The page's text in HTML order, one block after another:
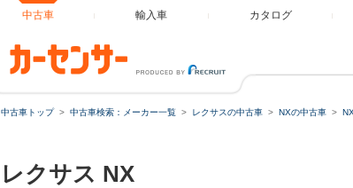
中古車 輸入車 カタログ
中古車トップ 中古車検索：メーカー一覧 レクサスの中古車 NXの中古車
レクサス NX